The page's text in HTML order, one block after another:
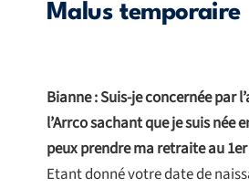
Malus temporaire
Bianne : Suis-je concernée par
l’Arrco sachant que je suis née
peux prendre ma retraite au
Etant donné votre date de